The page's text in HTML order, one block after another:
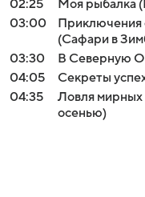
02:25
Моя рыбалка
03:00
Приключения
(Сафари в
03:30
В Северную
04:05
Секреты
04:35
Ловля мирных
осенью)